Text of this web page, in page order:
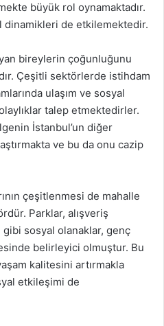
büyük rol oynamaktadır.
dinamikleri de etkilemektedir.
bireylerin çoğunluğunu
Çeşitli sektörlerde istihdam
ulaşım ve sosyal
talep etmektedirler.
İstanbul’un diğer
ve bu da onu cazip
çeşitlenmesi de mahalle
Parklar, alışveriş
sosyal olanaklar, genç
belirleyici olmuştur. Bu
kalitesini artırmakla
etkileşimi de